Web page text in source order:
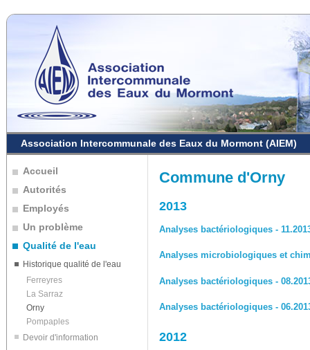
Association Intercommunale des Eaux du Mormont (AIEM)
Accueil
Autorités
Employés
Un problème
Qualité de l'eau
Historique qualité de l'eau
Ferreyres
La Sarraz
Orny
Pompaples
Devoir d'information
Commune d'Orny
2013
Analyses bactériologiques -
Analyses microbiologiques et
Analyses bactériologiques -
Analyses bactériologiques -
2012